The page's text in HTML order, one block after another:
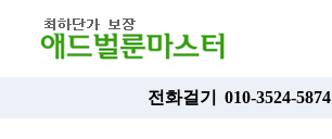
전화걸기 010-3524-5874